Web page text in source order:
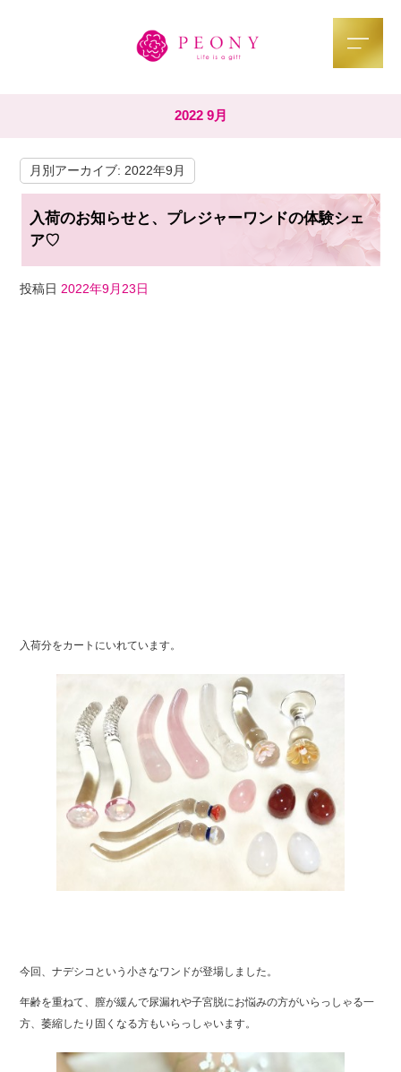
2022 9月
月別アーカイブ: 2022年9月
入荷のお知らせと、プレジャーワンドの体験シェ
ア♡
投稿日 2022年9月23日
入荷分をカートにいれています。
今回、ナデシコという小さなワンドが登場しました。
年齢を重ねて、膣が緩んで尿漏れや子宮脱にお悩みの方がいらっしゃる一
方、萎縮したり固くなる方もいらっしゃいます。